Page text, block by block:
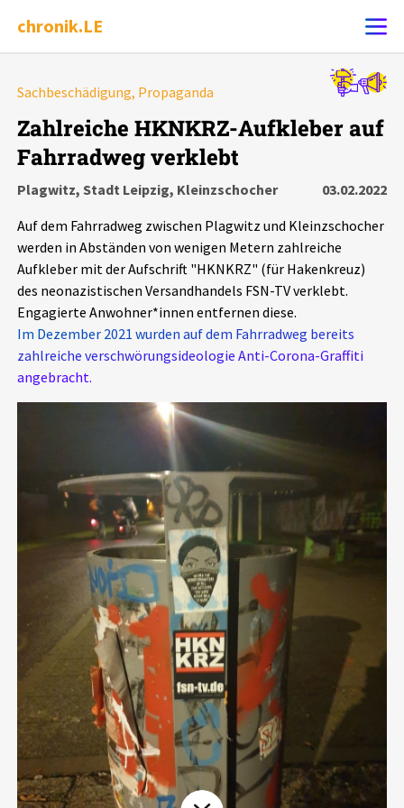
chronik.LE
Ereignis melden
Chronik
Leipziger Zustände
Schlaglichter
Phänomene
Alle Beiträge
Veranstaltungen
Pressemitteilungen
Podcasts
Über uns
Projektbeschreibung
Unterstützer_innen
Spenden
chronik.LE in der Presse
Sachbeschädigung, Propaganda
Zahlreiche HKNKRZ-Aufkleber auf
Fahrradweg verklebt
Plagwitz, Stadt Leipzig, Kleinzschocher
03.02.2022
Auf dem Fahrradweg zwischen Plagwitz und Kleinzschocher
werden in Abständen von wenigen Metern zahlreiche
Aufkleber mit der Aufschrift "HKNKRZ" (für Hakenkreuz)
des neonazistischen Versandhandels FSN-TV verklebt.
Engagierte Anwohner*innen entfernen diese.
Im Dezember 2021 wurden auf dem Fahrradweg bereits
zahlreiche verschwörungsideologie Anti-Corona-Graffiti
angebracht.
Alle Ereignisse
7502Ereignisse
Ereignisse Statistik